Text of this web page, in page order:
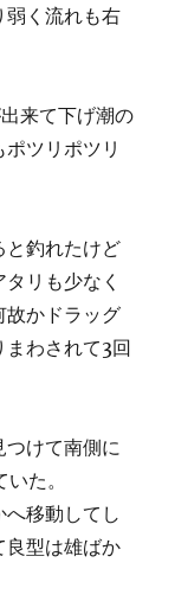
弱く流れも右
来て下げ潮の
ツリポツリ
と釣れたけど
リも少なく
故かドラッグ
わされて3回
けて南側に
た。
移動してし
良型は雄ばか